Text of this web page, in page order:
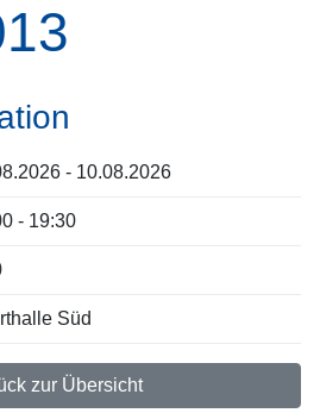
- 10.08.2026
- 19:30
Süd
zur Übersicht